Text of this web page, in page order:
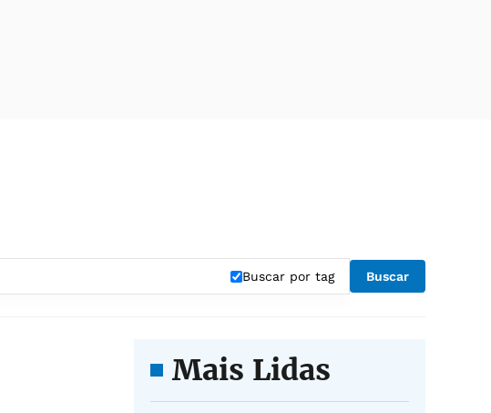
Buscar por tag Buscar
Mais Lidas